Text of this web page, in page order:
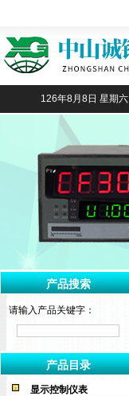
126年8月8日 星期六
产品搜索
请输入产品关键字：
产品目录
显示控制仪表